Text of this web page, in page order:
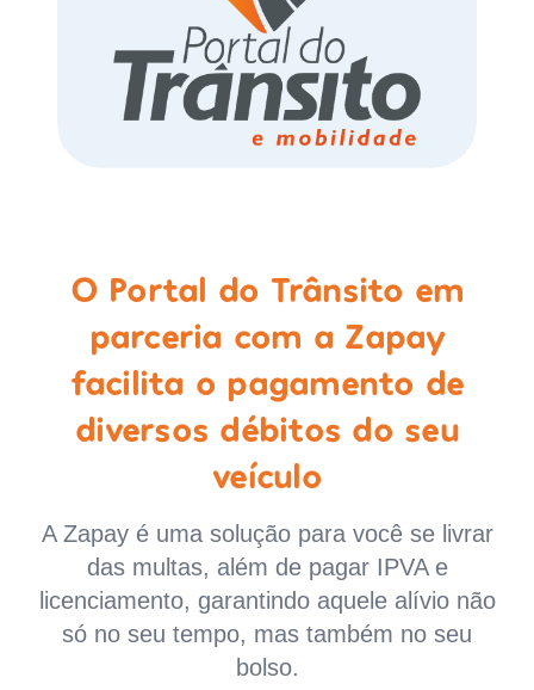
O Portal do Trânsito em
parceria com a Zapay
facilita o pagamento de
diversos débitos do seu
veículo
A Zapay é uma solução para você se livrar
das multas, além de pagar IPVA e
licenciamento, garantindo aquele alívio não
só no seu tempo, mas também no seu
bolso.